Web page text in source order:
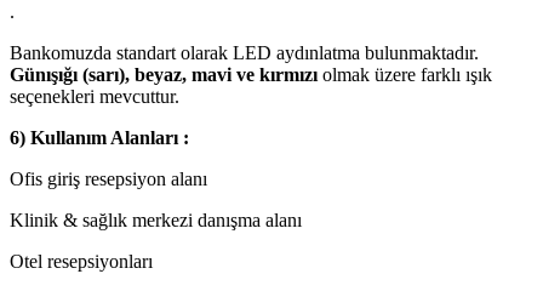
.
Bankomuzda standart olarak LED aydınlatma bulunmaktadır.
Günışığı (sarı), beyaz, mavi ve kırmızı olmak üzere farklı ışık
seçenekleri mevcuttur.
6) Kullanım Alanları :
Ofis giriş resepsiyon alanı
Klinik & sağlık merkezi danışma alanı
Otel resepsiyonları